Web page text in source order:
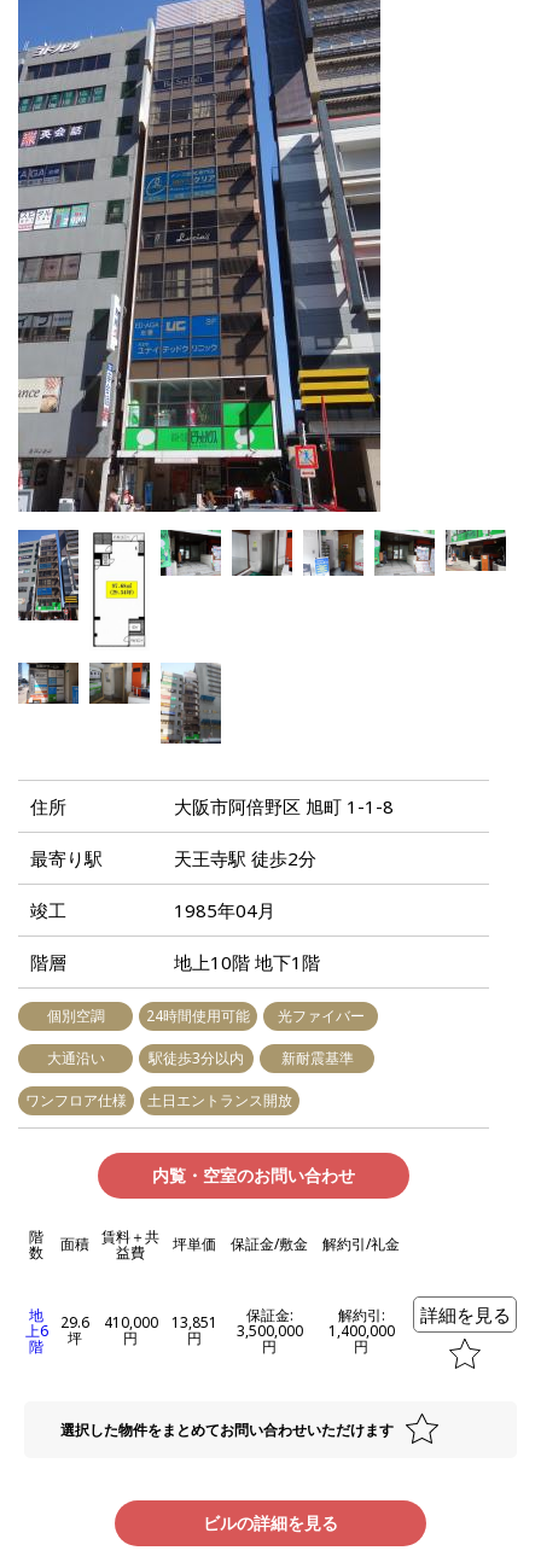
住所 大阪市阿倍野区 旭町 1-1-8
最寄り駅 天王寺駅 徒歩2分
竣工 1985年04月
階層 地上10階 地下1階
個別空調 24時間使用可能 光ファイバー
大通沿い 駅徒歩3分以内 新耐震基準
ワンフロア仕様 土日エントランス開放
内覧・空室のお問い合わせ
階
数 面積 賃料＋共
益費 坪単価 保証金/敷金 解約引/礼金
地
上6
階
29.6
坪
410,000
円
13,851
円
保証金:
3,500,000
円
解約引:
1,400,000
円
詳細を見る
選択した物件をまとめてお問い合わせいただけます
ビルの詳細を見る